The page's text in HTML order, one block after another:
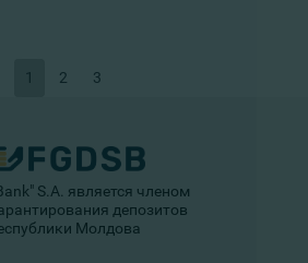
1 2 3
S.A. является членом
депозитов
Молдова